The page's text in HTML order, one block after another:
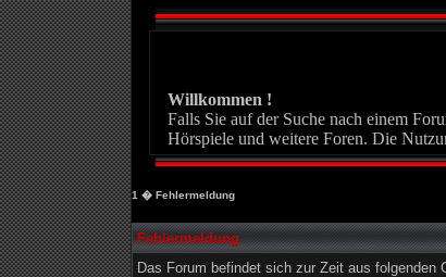
Willkommen !
Falls Sie auf der Suche nach einem
Hörspiele und weitere Foren. Die
1 � Fehlermeldung
Fehlermeldung
Das Forum befindet sich zur Zeit aus folgenden